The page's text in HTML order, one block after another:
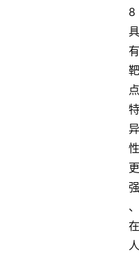
8
具
有
靶
点
特
异
性
更
强
、
在
人